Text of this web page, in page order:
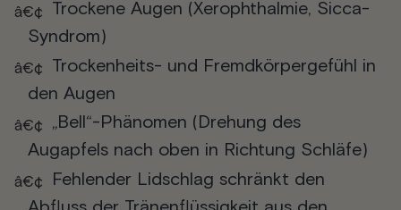
Trockene Augen (Xerophthalmie, Sicca-
Syndrom)
Trockenheits- und Fremdkörpergefühl in
den Augen
„Bell“-Phänomen (Drehung des
Augapfels nach oben in Richtung Schläfe)
Fehlender Lidschlag schränkt den